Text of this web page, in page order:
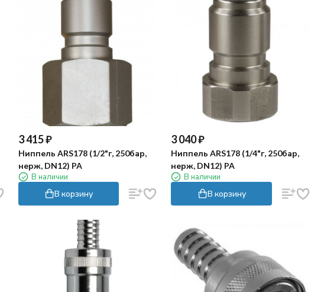
3 415₽
Ниппель ARS178 (1/2"г, 250бар,
нерж, DN12) PA
В наличии
В корзину
3 040₽
Ниппель ARS178 (1/4"г, 250бар,
нерж, DN12) PA
В наличии
В корзину